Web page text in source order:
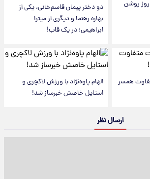
روشن
دو دختر پیمان قاسم‌خانی، یکی از
بهاره رهنما و دیگری از میترا
ابراهیمی؛ در یک قاب!
همسر
الهام پاوه‌نژاد با ورزش لاکچری و
استایل خاصش خبرساز شد!
ارسال نظر